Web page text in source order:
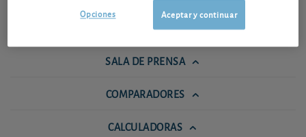
Newsletter
SALA DE PRENSA
COMPARADORES
CALCULADORAS
Aceptar y continuar
Opciones